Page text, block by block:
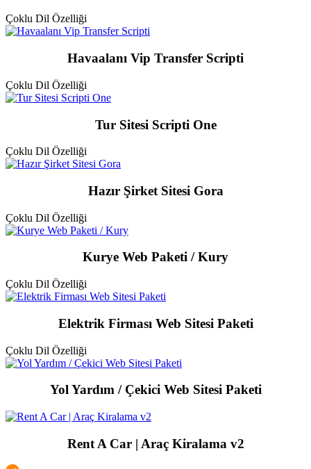
Çoklu Dil Özelliği
Havaalanı Vip Transfer Scripti
Çoklu Dil Özelliği
Tur Sitesi Scripti One
Çoklu Dil Özelliği
Hazır Şirket Sitesi Gora
Çoklu Dil Özelliği
Kurye Web Paketi / Kury
Çoklu Dil Özelliği
Elektrik Firması Web Sitesi Paketi
Çoklu Dil Özelliği
Yol Yardım / Çekici Web Sitesi Paketi
Rent A Car | Araç Kiralama v2